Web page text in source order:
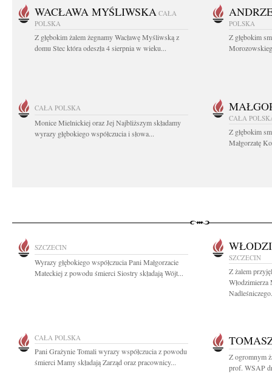
WACŁAWA MYŚLIWSKA CAŁA
POLSKA
Z głębokim żalem żegnamy Wacławę Myśliwską z
domu Stec która odeszła 4 sierpnia w wieku...
POLSKA
Z głębokim
CAŁA POLSKA
Monice Mielnickiej oraz Jej Najbliższym składamy
wyrazy głębokiego współczucia i słowa...
CAŁA
Z głębokim
Małgorzatę
SZCZECIN
Wyrazy głębokiego współczucia Pani Małgorzacie
Mateckiej z powodu śmierci Siostry składają Wójt...
SZCZECIN
Z żalem
CAŁA POLSKA
Pani Grażynie Tomali wyrazy współczucia z powodu
śmierci Mamy składają Zarząd oraz pracownicy...
Z ogromnym
prof. WSAP